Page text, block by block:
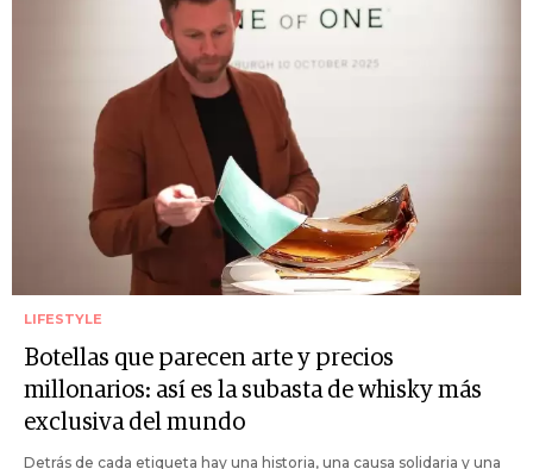
LIFESTYLE
Botellas que parecen arte y precios
millonarios: así es la subasta de whisky más
exclusiva del mundo
Detrás de cada etiqueta hay una historia, una causa solidaria y una